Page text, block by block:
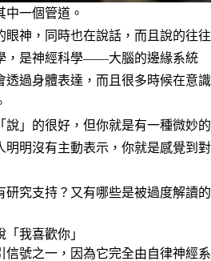
中一個管道。
眼神，同時也在說話，而且說的往往
，是神經科學——大腦的邊緣系統
透過身體表達，而且很多時候在意識
說」的很好，但你就是有一種微妙的
明明沒有主動表示，你就是感覺到對
研究支持？又有哪些是被過度解讀的
我喜歡你」
信號之一，因為它完全由自律神經系